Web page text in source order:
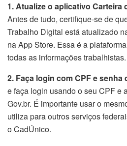
1. Atualize o aplicativo Carteira
Antes de tudo, certifique-se de
Trabalho Digital está atualizado
na App Store. Essa é a
todas as informações trabalhistas.
2. Faça login com CPF e senha
e faça login usando o seu CPF e
Gov.br. É importante usar o
utiliza para outros serviços
o CadÚnico.